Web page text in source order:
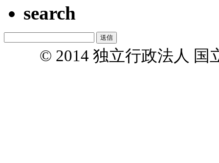
search
© 2014 独立行政法人 国